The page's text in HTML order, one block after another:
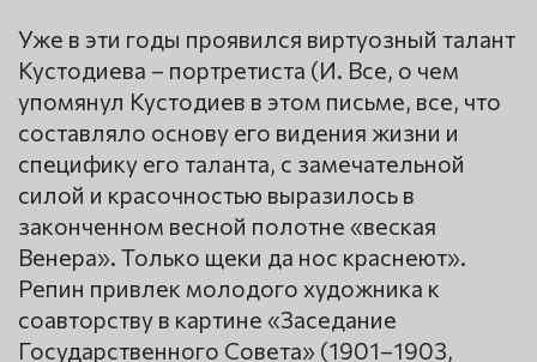
Уже в эти годы проявился виртуозный талант
Кустодиева – портретиста (И. Все, о чем
упомянул Кустодиев в этом письме, все, что
составляло основу его видения жизни и
специфику его таланта, с замечательной
силой и красочностью выразилось в
законченном весной полотне «веская
Венера». Только щеки да нос краснеют».
Репин привлек молодого художника к
соавторству в картине «Заседание
Государственного Совета» (1901–1903,